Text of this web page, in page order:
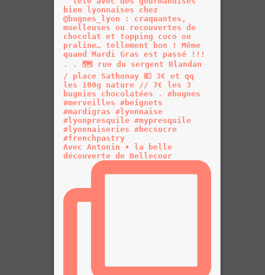
Avec Antonin • la belle
découverte de Bellecour